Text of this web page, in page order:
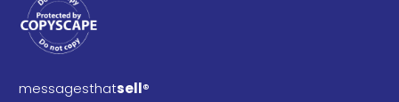
messagesthatsell®